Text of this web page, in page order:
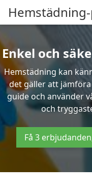
Enkel och
Hemstädning kan
det gäller att
guide och använder
och
Få 3